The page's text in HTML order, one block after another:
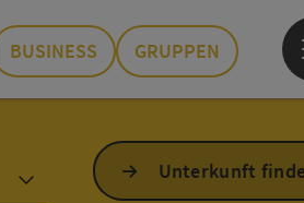
BUSINESS GRUPPEN
Unterkunft